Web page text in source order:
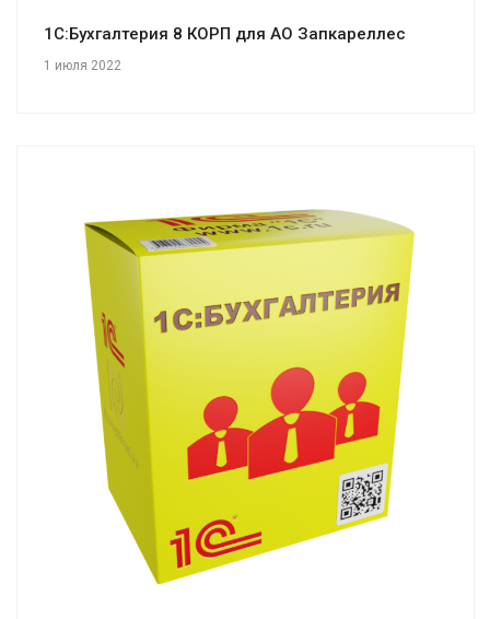
1С:Бухгалтерия 8 КОРП для АО Запкареллес
1 июля 2022
Смотреть проект